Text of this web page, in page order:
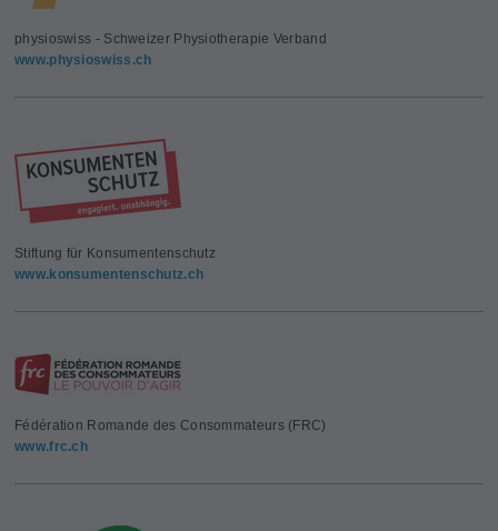
physioswiss - Schweizer Physiotherapie Verband
www.physioswiss.ch
Stiftung für Konsumentenschutz
www.konsumentenschutz.ch
Fédération Romande des Consommateurs (FRC)
www.frc.ch